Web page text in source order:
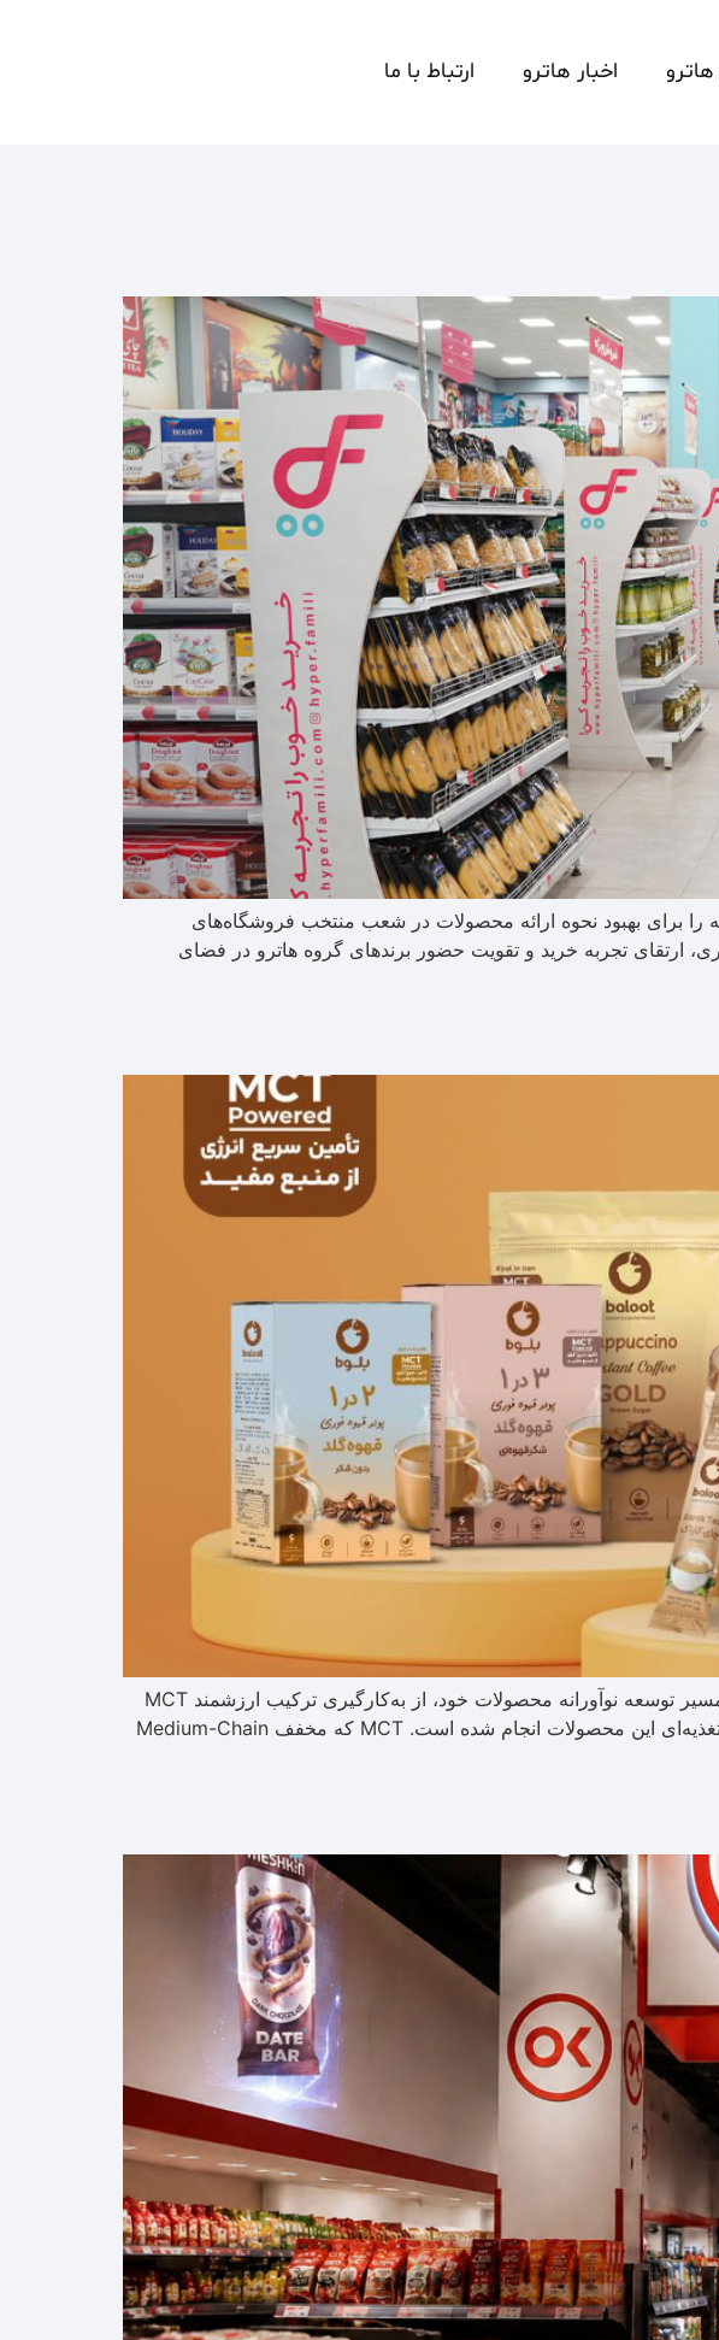
اخبار هاترو ارتباط با ما
برای بهبود نحوه ارائه محصولات در شعب منتخب فروشگاه‌های
ارتقای تجربه خرید و تقویت حضور برندهای گروه هاترو در فضای
بلوط ارزشمندتر شد گامی تازه در توسعه نوشیدنی‌های نوآورانه شرکت هستی آرین تأمین در ادامه مسیر توسعه نوآورانه محصولات خود، از به‌کارگیری ترکیب ارزشمند MCT
در فرمولاسیون گروهی از نوشیدنی‌های فوری برند بلوط خبر داد؛ اقدامی که با هدف ارتقای ارزش تغذیه‌ای این محصولات انجام شده است. MCT که مخفف Medium-Chain